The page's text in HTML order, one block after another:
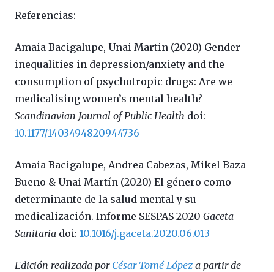
Referencias:
Amaia Bacigalupe, Unai Martin (2020) Gender
inequalities in depression/anxiety and the
consumption of psychotropic drugs: Are we
medicalising women’s mental health?
Scandinavian Journal of Public Health doi:
10.1177/1403494820944736
Amaia Bacigalupe, Andrea Cabezas, Mikel Baza
Bueno & Unai Martín (2020) El género como
determinante de la salud mental y su
medicalización. Informe SESPAS 2020 Gaceta
Sanitaria doi: 10.1016/j.gaceta.2020.06.013
Edición realizada por César Tomé López a partir de